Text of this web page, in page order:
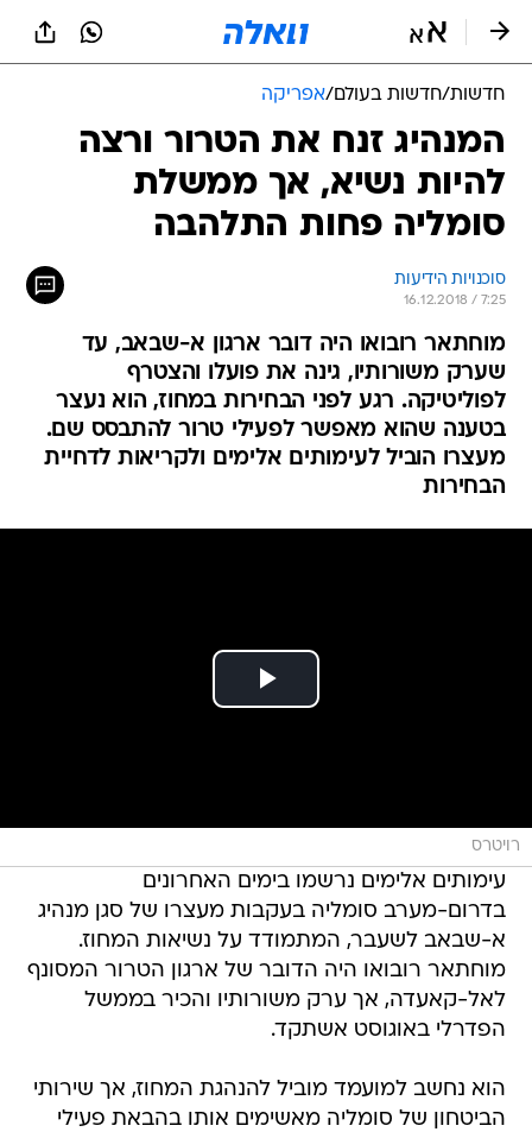
חדשות/חדשות בעולם/אפריקה
המנהיג זנח את הטרור ורצה
להיות נשיא, אך ממשלת
סומליה פחות התלהבה
סוכנויות הידיעות
16.12.2018 / 7:25
מוחתאר רובואו היה דובר ארגון א-שבאב, עד
שערק משורותיו, גינה את פועלו והצטרף
לפוליטיקה. רגע לפני הבחירות במחוז, הוא נעצר
בטענה שהוא מאפשר לפעילי טרור להתבסס שם.
מעצרו הוביל לעימותים אלימים ולקריאות לדחיית
הבחירות
רויטרס
עימותים אלימים נרשמו בימים האחרונים
בדרום-מערב סומליה בעקבות מעצרו של סגן מנהיג
א-שבאב לשעבר, המתמודד על נשיאות המחוז.
מוחתאר רובואו היה הדובר של ארגון הטרור המסונף
לאל-קאעדה, אך ערק משורותיו והכיר בממשל
הפדרלי באוגוסט אשתקד.
הוא נחשב למועמד מוביל להנהגת המחוז, אך שירותי
הביטחון של סומליה מאשימים אותו בהבאת פעילי